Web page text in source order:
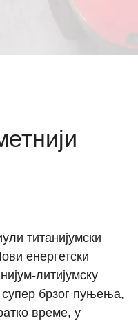
титанијумски
енергетски
литијумску
супер брзог пуњења,
време, у